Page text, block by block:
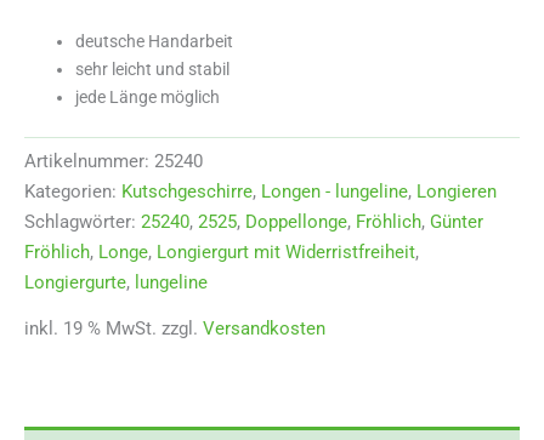
deutsche Handarbeit
sehr leicht und stabil
jede Länge möglich
Artikelnummer: 25240
Kategorien: Kutschgeschirre, Longen - lungeline, Longieren
Schlagwörter: 25240, 2525, Doppellonge, Fröhlich, Günter
Fröhlich, Longe, Longiergurt mit Widerristfreiheit,
Longiergurte, lungeline
inkl. 19 % MwSt. zzgl. Versandkosten